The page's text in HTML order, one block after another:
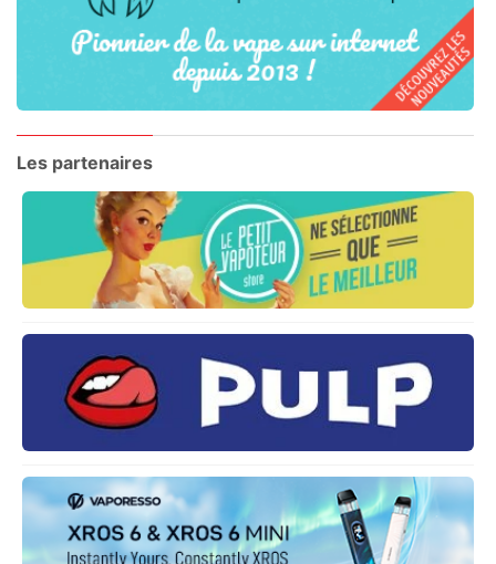
Les partenaires